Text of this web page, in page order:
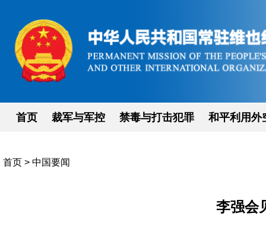
首页 裁军与军控 禁毒与打击犯罪 和平利用外
首页 > 中国要闻
李强会